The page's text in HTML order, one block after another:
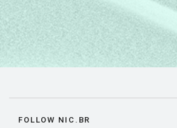
FOLLOW NIC.BR